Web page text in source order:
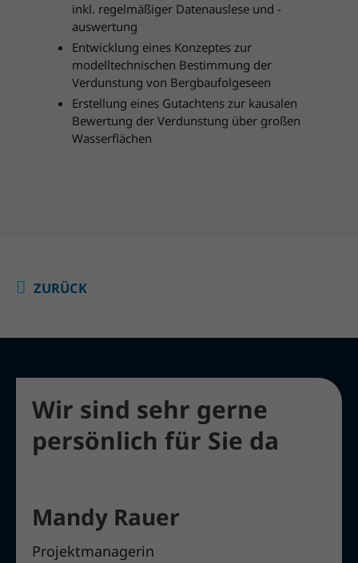
inkl. regelmäßiger Datenauslese und -
auswertung
Entwicklung eines Konzeptes zur
modelltechnischen Bestimmung der
Verdunstung von Bergbaufolgeseen
Erstellung eines Gutachtens zur kausalen
Bewertung der Verdunstung über großen
Wasserflächen
ZURÜCK
Wir sind sehr gerne
persönlich für Sie da
Mandy Rauer
Projektmanagerin